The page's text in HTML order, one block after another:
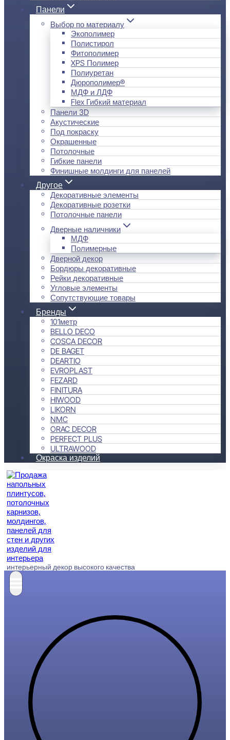
Панели
Выбор по материалу
Экополимер
Полистирол
Фитополимер
XPS Полимер
Полиуретан
Дюрополимер®
МДФ и ЛДФ
Flex Гибкий материал
Панели 3D
Акустические
Под покраску
Окрашенные
Потолочные
Гибкие панели
Финишные молдинги для панелей
Другое
Декоративные элементы
Декоративные розетки
Потолочные панели
Дверные наличники
МДФ
Полимерные
Дверной декор
Бордюры декоративные
Рейки декоративные
Угловые элементы
Сопутствующие товары
Бренды
101метр
BELLO DECO
COSCA DECOR
DE BAGET
DEARTIO
EVROPLAST
FEZARD
FINITURA
HIWOOD
LIKORN
NMC
ORAC DECOR
PERFECT PLUS
ULTRAWOOD
Окраска изделий
интерьерный декор высокого качества